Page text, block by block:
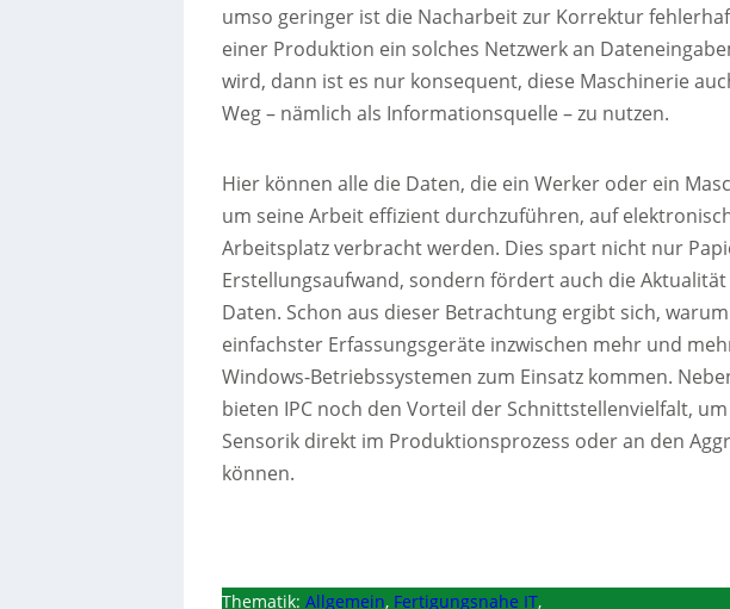
umso geringer ist die Nacharbeit zur Korrektur
einer Produktion ein solches Netzwerk an
wird, dann ist es nur konsequent, diese Maschinerie
Weg – nämlich als Informationsquelle – zu nutzen.
Hier können alle die Daten, die ein Werker oder ein
um seine Arbeit effizient durchzuführen, auf
Arbeitsplatz verbracht werden. Dies spart nicht nur
Erstellungsaufwand, sondern fördert auch die
Daten. Schon aus dieser Betrachtung ergibt sich,
einfachster Erfassungsgeräte inzwischen mehr und
Windows-Betriebssystemen zum Einsatz kommen.
bieten IPC noch den Vorteil der Schnittstellenvielfalt,
Sensorik direkt im Produktionsprozess oder an den
können.
Thematik:Allgemein, Fertigungsnahe IT,